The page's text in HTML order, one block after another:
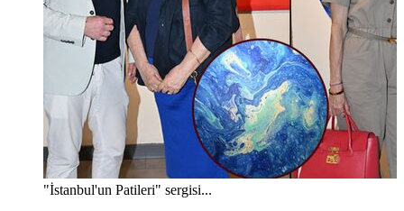
"İstanbul'un Patileri" sergisi...